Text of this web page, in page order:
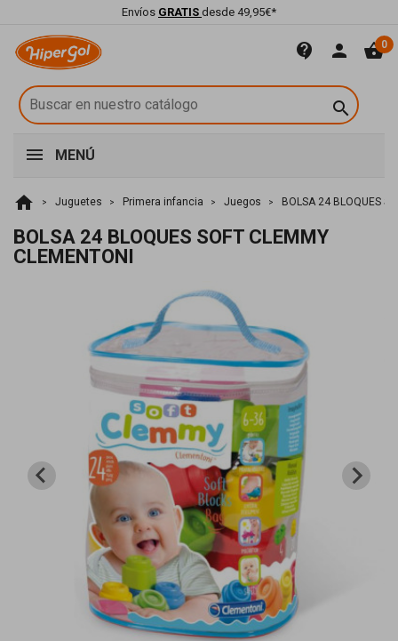
Envíos GRATIS desde 49,95€*
contact_support person shopping_basket0

MENÚ
home Juguetes Primera infancia Juegos BOLSA 24 BLOQUES
BOLSA 24 BLOQUES SOFT CLEMMY
CLEMENTONI